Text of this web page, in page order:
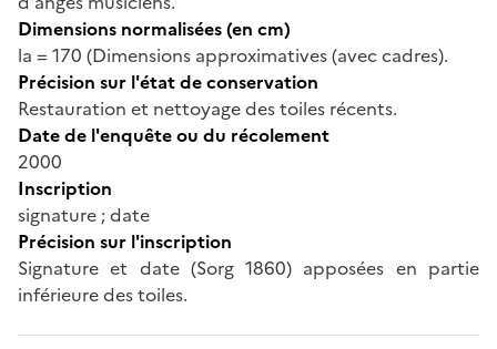
Dimensions normalisées (en cm)
la = 170 (Dimensions approximatives (avec cadres).
Précision sur l'état de conservation
Restauration et nettoyage des toiles récents.
Date de l'enquête ou du récolement
2000
Inscription
signature ; date
Précision sur l'inscription
Signature et date (Sorg 1860) apposées en partie
inférieure des toiles.